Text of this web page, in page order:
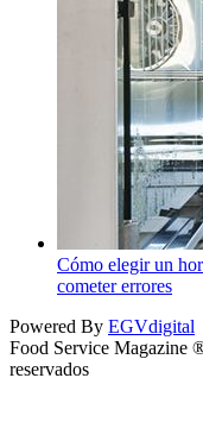
Cómo elegir un
cometer errores
Powered By EGVdigital
Food Service Magazine
reservados